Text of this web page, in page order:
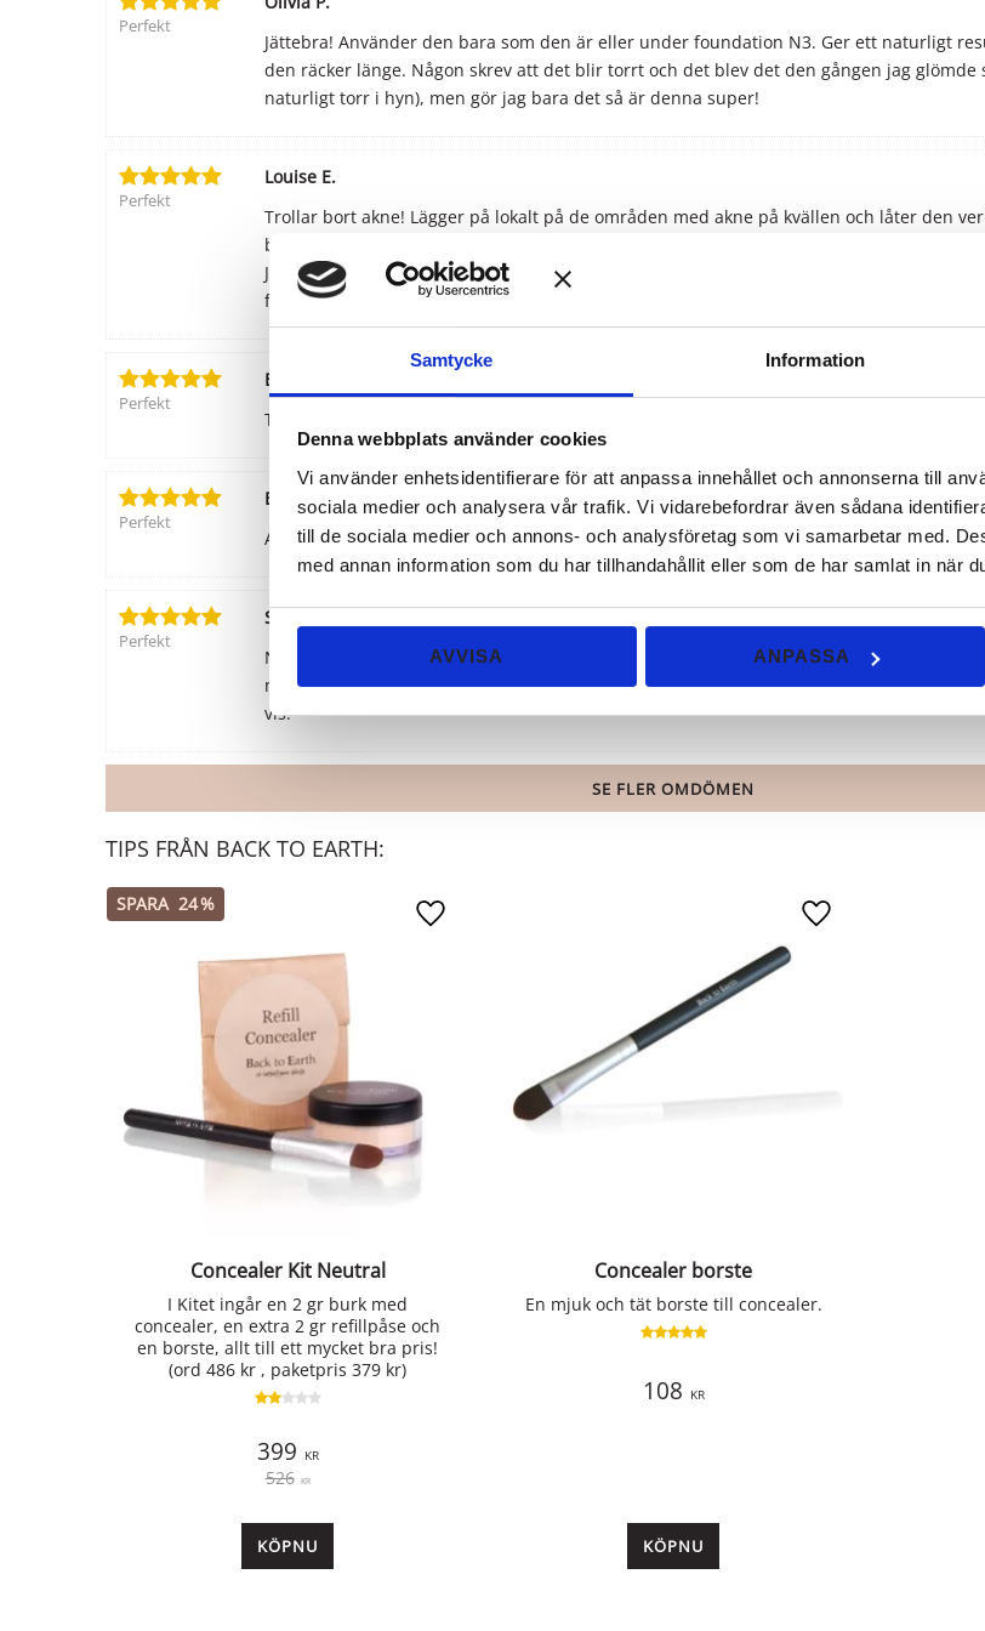
Samtycke Information
Denna webbplats använder cookies
Vi använder enhetsidentifierare för att anpassa innehållet och annonserna till
sociala medier och analysera vår trafik. Vi vidarebefordrar även sådana
till de sociala medier och annons- och analysföretag som vi samarbetar med.
med annan information som du har tillhandahållit eller som de har samlat in när
AVVISA ANPASSA
Perfekt
Jättebra! Använder den bara som den är eller under foundation N3. Ger ett naturligt
den räcker länge. Någon skrev att det blir torrt och det blev det den gången jag
naturligt torr i hyn), men gör jag bara det så är denna super!
Perfekt
Louise E.
Trollar bort akne! Lägger på lokalt på de områden med akne på kvällen och låter den
bra att jag inte trodde det förrän jag testat flera ggr, även stora "inombordare" minskar
Jättebra att kunna pröva nyans med provpåse först. (Har inte testat under foundation än
foundation fungerar bra för sig själv)
Perfekt
Erica S.
Täcker bra, ej heltäckande men är inte ute efter det då den naturliga looken är mig mer
Perfekt
EMMA OLOFSDOTTER S.
Applicerar denna ovanpå den gröna concealern för att neutralisera eller blandar med
Perfekt
Sofie A.
När jag beställde denna som provpåse trodde jag aldrig att den skulle täcka mörka
m.m. Men till min förvånad så funkar denna hur bra som helst och den täcker allt. Helt
vis!
SE FLER OMDÖMEN
TIPS FRÅN BACK TO EARTH:
Concealer Kit Neutral
I Kitet ingår en 2 gr burk med
concealer, en extra 2 gr refillpåse och
en borste, allt till ett mycket bra pris!
(ord 486 kr , paketpris 379 kr)
399 KR
526 KR
SPARA 24%
Lägg till i favoriter
KÖP
Concealer borste
En mjuk och tät borste till concealer.
108 KR
Lägg till i favoriter
KÖP